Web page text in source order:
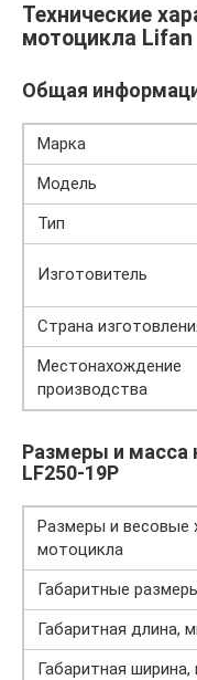
Технические
мотоцикла Lifan
Общая
Марка
Модель
Тип
Изготовитель
Страна
Местонахождение
производства
Размеры и масса
LF250-19P
Размеры и весовые
мотоцикла
Габаритные
Габаритная длина,
Габаритная ширина,